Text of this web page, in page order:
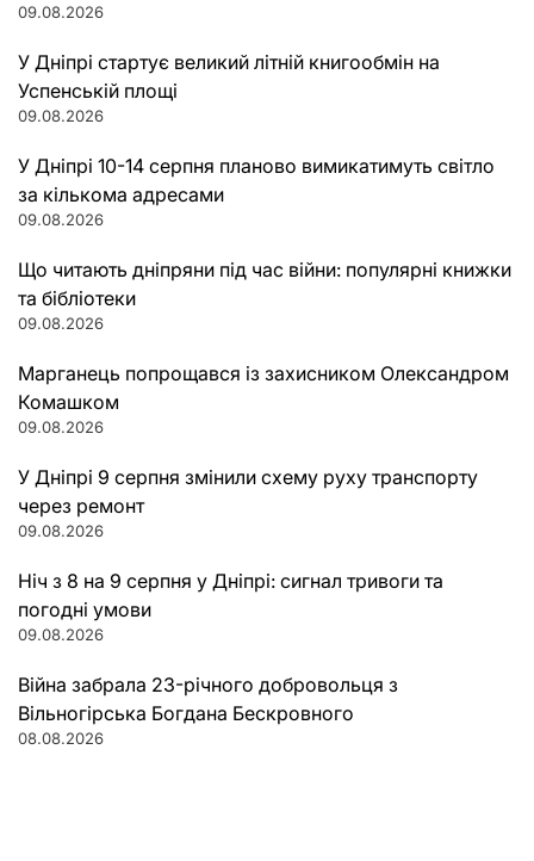
09.08.2026
У Дніпрі стартує великий літній книгообмін на
Успенській площі
09.08.2026
У Дніпрі 10-14 серпня планово вимикатимуть світло
за кількома адресами
09.08.2026
Що читають дніпряни під час війни: популярні книжки
та бібліотеки
09.08.2026
Марганець попрощався із захисником Олександром
Комашком
09.08.2026
У Дніпрі 9 серпня змінили схему руху транспорту
через ремонт
09.08.2026
Ніч з 8 на 9 серпня у Дніпрі: сигнал тривоги та
погодні умови
09.08.2026
Війна забрала 23-річного добровольця з
Вільногірська Богдана Бескровного
08.08.2026